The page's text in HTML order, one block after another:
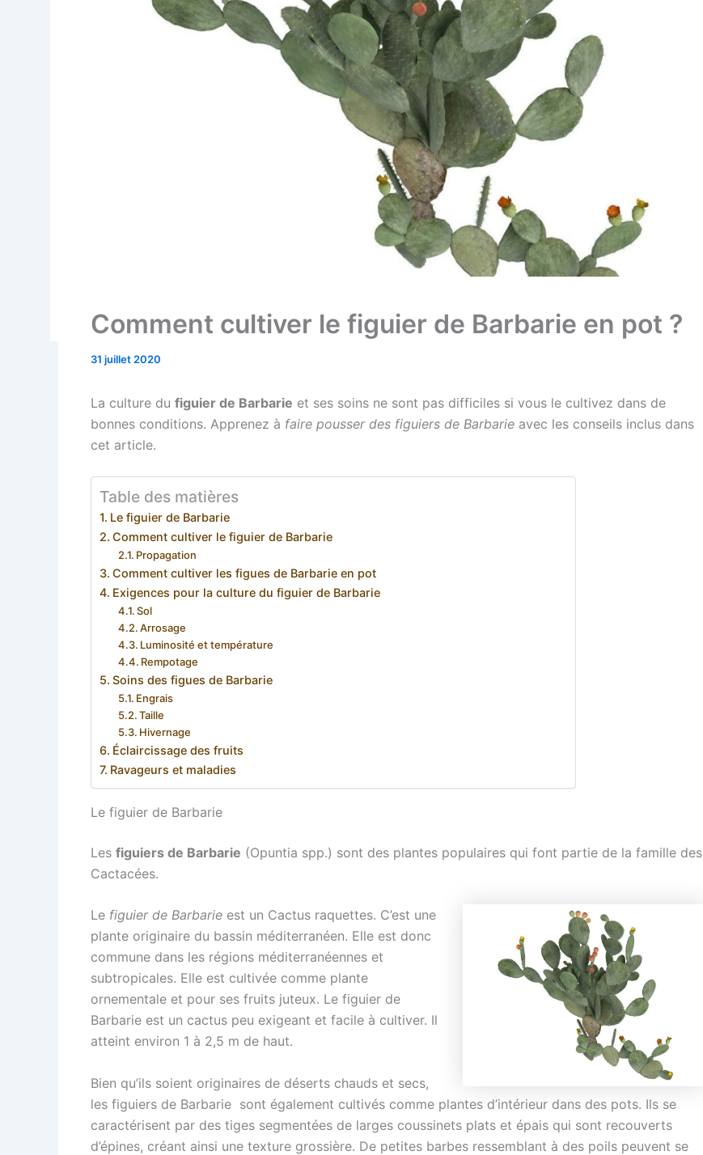
Comment cultiver le figuier de Barbarie en pot ?
31 juillet 2020
La culture du figuier de Barbarie et ses soins ne sont pas difficiles si vous le cultivez dans de
bonnes conditions. Apprenez à faire pousser des figuiers de Barbarie avec les conseils inclus dans
cet article.
Table des matières
Le figuier de Barbarie
Comment cultiver le figuier de Barbarie
Propagation
Comment cultiver les figues de Barbarie en pot
Exigences pour la culture du figuier de Barbarie
Sol
Arrosage
Luminosité et température
Rempotage
Soins des figues de Barbarie
Engrais
Taille
Hivernage
Éclaircissage des fruits
Ravageurs et maladies
Le figuier de Barbarie
Les figuiers de Barbarie (Opuntia spp.) sont des plantes populaires qui font partie de la famille des
Cactacées.
Le figuier de Barbarie est un Cactus raquettes. C’est une
plante originaire du bassin méditerranéen. Elle est donc
commune dans les régions méditerranéennes et
subtropicales. Elle est cultivée comme plante
ornementale et pour ses fruits juteux. Le figuier de
Barbarie est un cactus peu exigeant et facile à cultiver. Il
atteint environ 1 à 2,5 m de haut.
Bien qu’ils soient originaires de déserts chauds et secs,
les figuiers de Barbarie sont également cultivés comme plantes d’intérieur dans des pots. Ils se
caractérisent par des tiges segmentées de larges coussinets plats et épais qui sont recouverts
d’épines, créant ainsi une texture grossière. De petites barbes ressemblant à des poils peuvent se